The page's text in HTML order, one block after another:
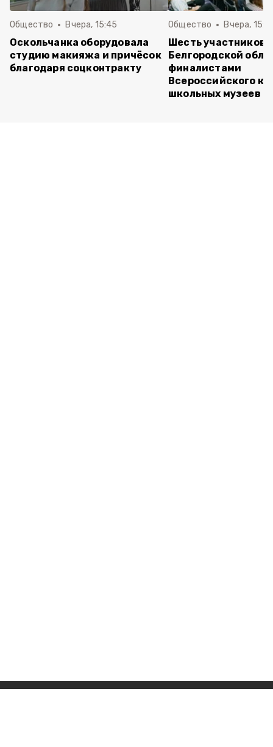
Общество Вчера, 15:45
Оскольчанка оборудовала
студию макияжа и причёсок
благодаря соцконтракту
Общество Вчера,
Шесть участников
Белгородской
финалистами
Всероссийского
школьных музеев